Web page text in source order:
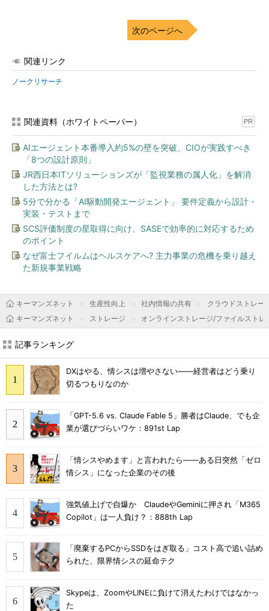
次のページへ
関連リンク
ノークリサーチ
関連資料（ホワイトペーパー） PR
AIエージェント本番導入約5%の壁を突破、CIOが実践すべき
「8つの設計原則」
JR西日本ITソリューションズが「監視業務の属人化」を解消
した方法とは?
5分で分かる「AI駆動開発エージェント」 要件定義から設計・
実装・テストまで
SCS評価制度の星取得に向け、SASEで効率的に対応するため
のポイント
なぜ富士フイルムはヘルスケアへ? 主力事業の危機を乗り越え
た新規事業戦略
キーマンズネット 生産性向上 社内情報の共有
クラウドストレー
キーマンズネット
ストレージ オンラインストレージ/ファイルストレ
記事ランキング
DXはやる、情シスは増やさない――経営者はどう乗り
切るつもりなのか
「GPT-5.6 vs. Claude Fable 5」勝者はClaude、でも企
業が選びづらいワケ：891st Lap
「情シスやめます」と言われたら――ある日突然「ゼロ
情シス」になった企業のその後
強気値上げで自爆か ClaudeやGeminiに押され「M365
Copilot」は一人負け？：888th Lap
「廃棄するPCからSSDをはぎ取る」コスト高で追い詰め
られた、限界情シスの延命テク
Skypeは、ZoomやLINEに負けて消えたわけではなかっ
た